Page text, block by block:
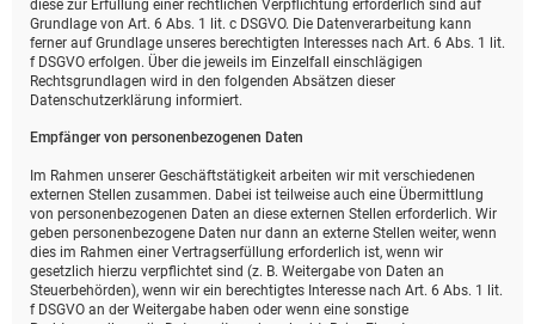
diese zur Erfüllung einer rechtlichen Verpflichtung erforderlich sind auf
Grundlage von Art. 6 Abs. 1 lit. c DSGVO. Die Datenverarbeitung kann
ferner auf Grundlage unseres berechtigten Interesses nach Art. 6 Abs. 1 lit.
f DSGVO erfolgen. Über die jeweils im Einzelfall einschlägigen
Rechtsgrundlagen wird in den folgenden Absätzen dieser
Datenschutzerklärung informiert.
Empfänger von personenbezogenen Daten
Im Rahmen unserer Geschäftstätigkeit arbeiten wir mit verschiedenen
externen Stellen zusammen. Dabei ist teilweise auch eine Übermittlung
von personenbezogenen Daten an diese externen Stellen erforderlich. Wir
geben personenbezogene Daten nur dann an externe Stellen weiter, wenn
dies im Rahmen einer Vertragserfüllung erforderlich ist, wenn wir
gesetzlich hierzu verpflichtet sind (z. B. Weitergabe von Daten an
Steuerbehörden), wenn wir ein berechtigtes Interesse nach Art. 6 Abs. 1 lit.
f DSGVO an der Weitergabe haben oder wenn eine sonstige